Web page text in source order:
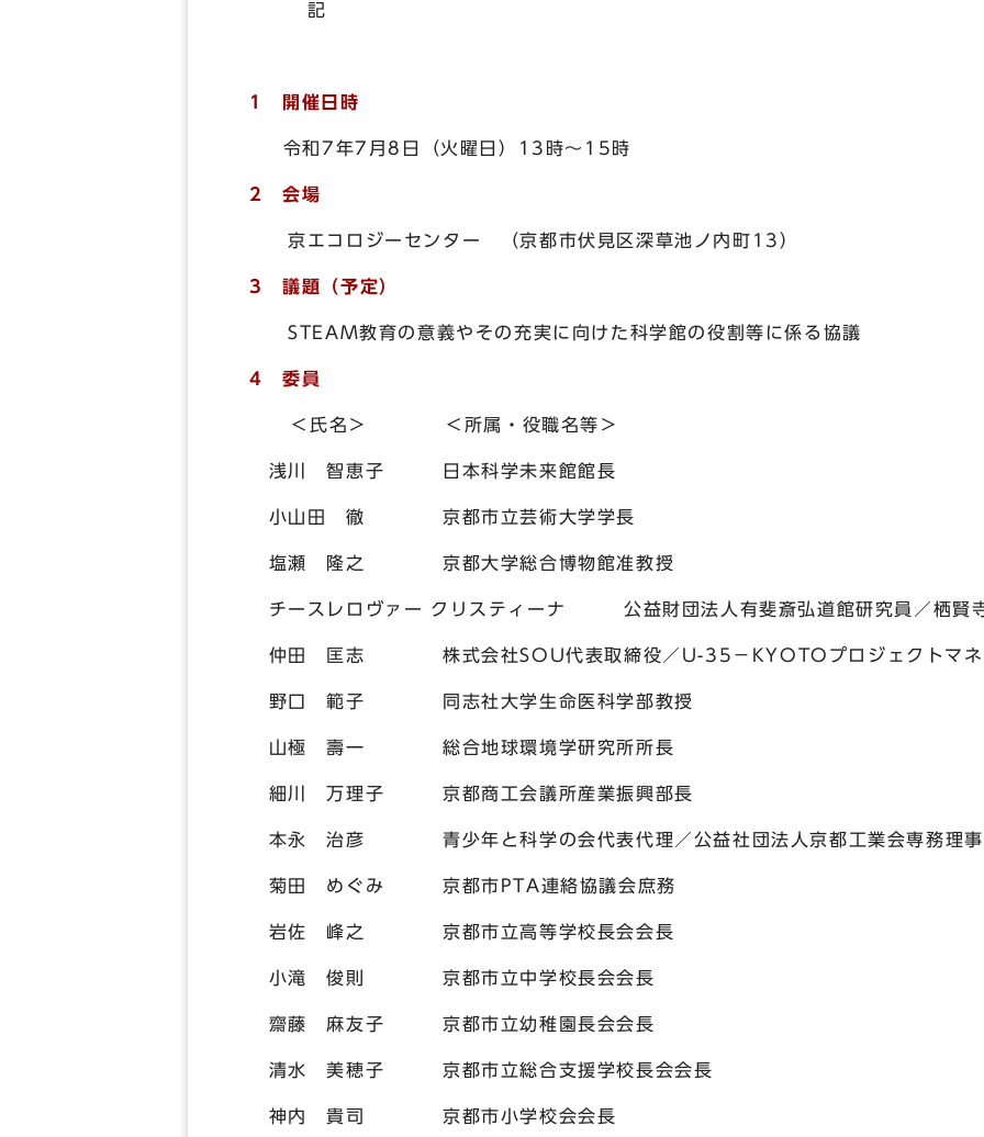
記
1 開催日時
令和7年7月8日（火曜日）13時～15時
2 会場
京エコロジーセンター （京都市伏見区深草池ノ内町13）
3 議題（予定）
STEAM教育の意義やその充実に向けた科学館の役割等に係る協議
4 委員
＜氏名＞ ＜所属・役職名等＞
浅川 智恵子 日本科学未来館館長
小山田 徹 京都市立芸術大学学長
塩瀬 隆之 京都大学総合博物館准教授
チースレロヴァー クリスティーナ 公益財団法人有斐斎弘道館研究員／栖賢
仲田 匡志 株式会社SOU代表取締役／U-35－KYOTOプロジェクトマネ
野口 範子 同志社大学生命医科学部教授
山極 壽一 総合地球環境学研究所所長
細川 万理子 京都商工会議所産業振興部長
本永 治彦 青少年と科学の会代表代理／公益社団法人京都工業会専務理事
菊田 めぐみ 京都市PTA連絡協議会庶務
岩佐 峰之 京都市立高等学校長会会長
小滝 俊則 京都市立中学校長会会長
齋藤 麻友子 京都市立幼稚園長会会長
清水 美穂子 京都市立総合支援学校長会会長
神内 貴司 京都市小学校会会長